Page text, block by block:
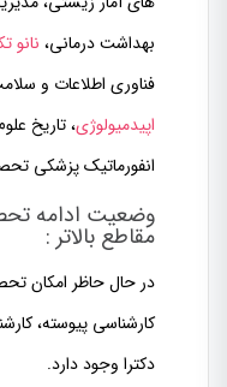
بهداشت درمانی، نانو
فناوری اطلاعات و
اپیدمیولوژی، تاریخ
انفورماتیک پزشکی
وضعیت ادامه
مقاطع بالاتر :
در حال حاظر امکان
کارشناسی پیوسته،
دکترا وجود دارد.